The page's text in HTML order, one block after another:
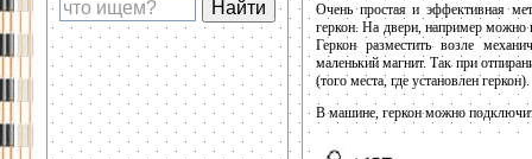
Очень простая и эффективная
геркон. На двери, например можно
Геркон разместить возле
маленький магнит. Так при
(того места, где установлен геркон).
В машине, геркон можно